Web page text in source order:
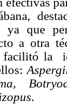
ya que
a otra
facilitó la
.